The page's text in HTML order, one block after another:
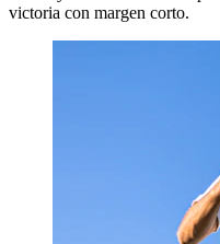
victoria con margen corto.